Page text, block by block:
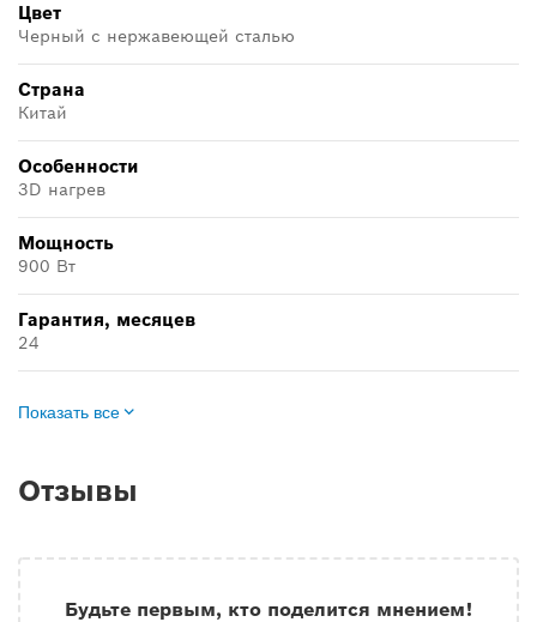
Цвет
Черный с нержавеющей сталью
Страна
Китай
Особенности
3D нагрев
Мощность
900 Вт
Гарантия, месяцев
24
Показать все
Отзывы
Будьте первым, кто поделится мнением!